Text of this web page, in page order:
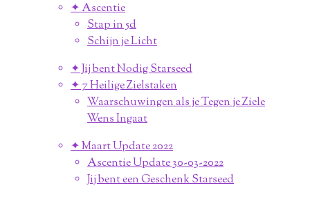
✦ Ascentie
Stap in 5d
Schijn je Licht
✦ Jij bent Nodig Starseed
✦ 7 Heilige Zielstaken
Waarschuwingen als je Tegen je Ziele
Wens Ingaat
✦ Maart Update 2022
Ascentie Update 30-03-2022
Jij bent een Geschenk Starseed